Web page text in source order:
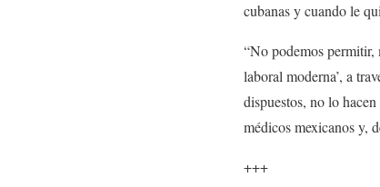
cubanas y cuando le
“No podemos permitir,
laboral moderna’, a
dispuestos, no lo
médicos mexicanos y,
+++